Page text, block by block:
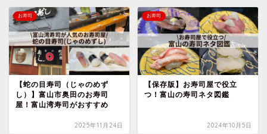
お寿司
【蛇の目寿司（じゃのめず
し）】富山市奥田のお寿司
屋！富山湾寿司がおすすめ
2025年11月24日
お寿司
【保存版】お寿司屋で役立
つ！富山の寿司ネタ図鑑
2024年10月5日